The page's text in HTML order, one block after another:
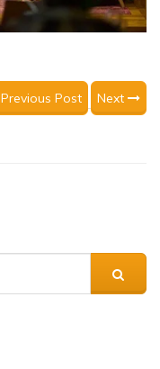
Previous Post Next